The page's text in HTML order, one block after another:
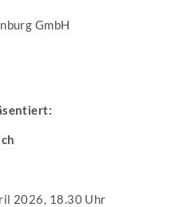
GmbH
2026, 18.30 Uhr